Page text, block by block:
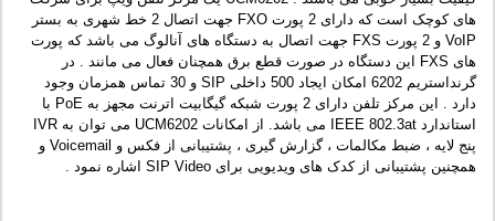
های کوچک است که دارای 2 پورت FXO جهت اتصال 2 خط شهری به بستر
VoIP و 2 پورت FXS جهت اتصال به دستگاه های آنالوگ می باشد که پورت
های FXS این دستگاه در صورت قطع برق همچنان فعال می مانند . در
گرنداستریم 6202 امکان ایجاد 500 داخلی SIP و 30 تماس همزمان وجود
دارد . این مرکز تلفن دارای 2 پورت شبکه گیگابیت اترنت مجهز به PoE با
استاندارد IEEE 802.3at می باشد. از امکانات UCM6202 می توان به IVR
پنج لایه ، ضبط مکالمات ، گزارش گیری ، پشتیبانی از فکس و Voicemail و
همچنین پشتیبانی از کدک های ویدیویی برای SIP Video اشاره نمود .